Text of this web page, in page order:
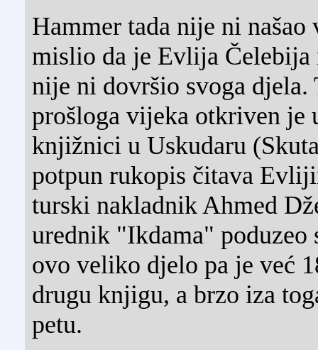
Hammer tada nije ni našao
mislio da je Evlija Čelebija
nije ni dovršio svoga djela.
prošloga vijeka otkriven je
knjižnici u Uskudaru
potpun rukopis čitava
turski nakladnik Ahmed
urednik "Ikdama" poduzeo
ovo veliko djelo pa je već
drugu knjigu, a brzo iza
petu.